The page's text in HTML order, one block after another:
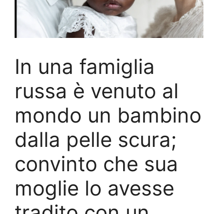
In una famiglia
russa è venuto al
mondo un bambino
dalla pelle scura;
convinto che sua
moglie lo avesse